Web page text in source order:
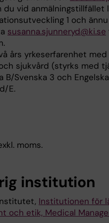
du vid anmälningstillfället
1 och
susanna.sjunneryd@ki.se
års yrkeserfarenhet
sjukvård (styrks med
B/Svenska 3 och
E.
moms.
institution
Institutionen för
och etik, Medical